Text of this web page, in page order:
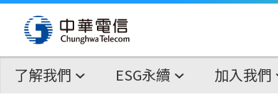
了解我們 ESG永續 加入我們